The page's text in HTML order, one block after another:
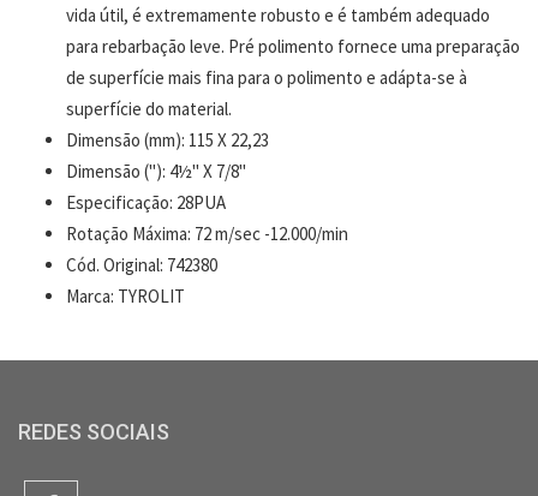
vida útil, é extremamente robusto e é também adequado
para rebarbação leve. Pré polimento fornece uma preparação
de superfície mais fina para o polimento e adápta-se à
superfície do material.
Dimensão (mm): 115 X 22,23
Dimensão ("): 4½" X 7/8"
Especificação: 28PUA
Rotação Máxima: 72 m/sec -12.000/min
Cód. Original: 742380
Marca: TYROLIT
REDES SOCIAIS